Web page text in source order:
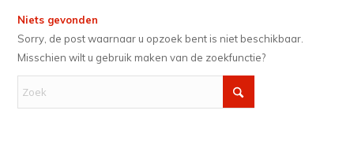
Niets gevonden
Sorry, de post waarnaar u opzoek bent is niet beschikbaar.
Misschien wilt u gebruik maken van de zoekfunctie?